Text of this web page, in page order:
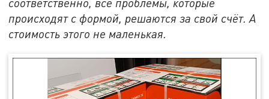
соответственно, все проблемы, которые
происходят с формой, решаются за свой счёт. А
стоимость этого не маленькая.